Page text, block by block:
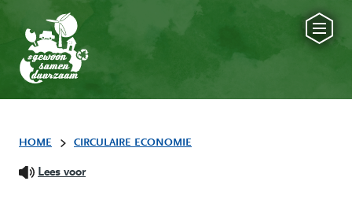
HOME CIRCULAIRE ECONOMIE
Lees voor